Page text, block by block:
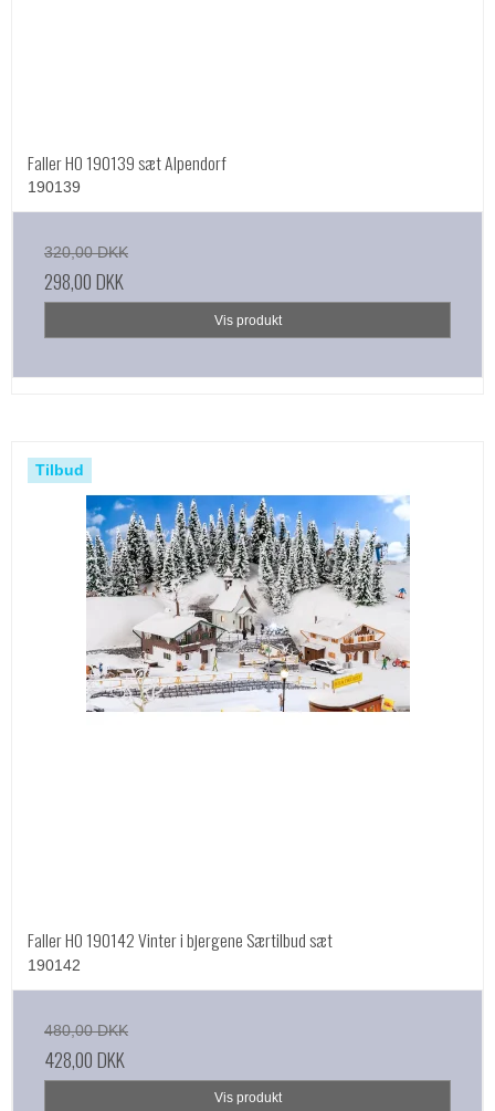
Faller HO 190139 sæt Alpendorf
190139
320,00 DKK
298,00 DKK
Vis produkt
Tilbud
Faller HO 190142 Vinter i bjergene Særtilbud sæt
190142
480,00 DKK
428,00 DKK
Vis produkt